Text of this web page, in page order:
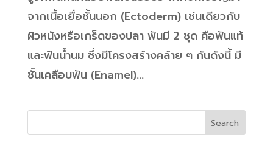
จากเนื้อเยื่อชั้นนอก (Ectoderm) เช่นเดียวกับ
ผิวหนังหรือเกร็ดของปลา ฟันมี 2 ชุด คือฟันแท้
และฟันน้ำนม ซึ่งมีโครงสร้างคล้าย ๆ กันดังนี้ มี
ชั้นเคลือบฟัน (Enamel)...
Search